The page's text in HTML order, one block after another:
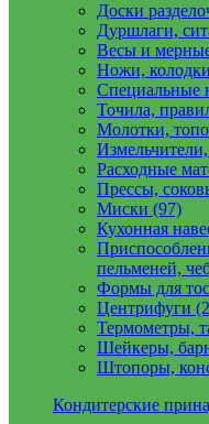
Доски
Дуршлаги,
Весы и
Ножи,
Специальные
Точила,
Молотки,
Расходные
Прессы,
Миски (97)
Кухонная
пельменей,
Формы для
Центрифуги
Термометры,
Шейкеры,
Штопоры,
Кондитерские